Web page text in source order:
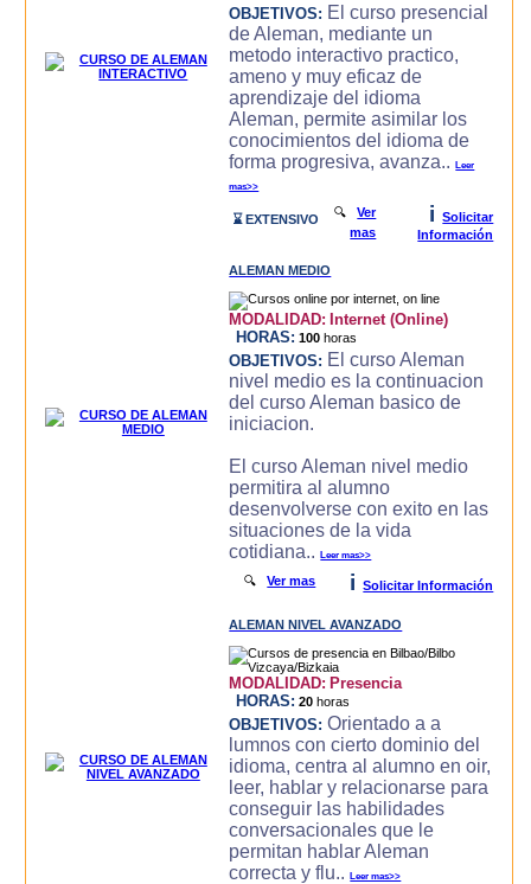
OBJETIVOS: El curso presencial
de Aleman, mediante un
metodo interactivo practico,
ameno y muy eficaz de
aprendizaje del idioma
Aleman, permite asimilar los
conocimientos del idioma de
forma progresiva, avanza..Leer
mas>>
⌛ EXTENSIVO 🔍Ver
mas
i
Solicitar
Información
ALEMAN MEDIO
MODALIDAD: Internet (Online)
HORAS: 100 horas
OBJETIVOS: El curso Aleman
nivel medio es la continuacion
del curso Aleman basico de
iniciacion.
El curso Aleman nivel medio
permitira al alumno
desenvolverse con exito en las
situaciones de la vida
cotidiana..Leer mas>>
🔍Ver mas i Solicitar Información
ALEMAN NIVEL AVANZADO
MODALIDAD: Presencia
HORAS: 20 horas
OBJETIVOS: Orientado a a
lumnos con cierto dominio del
idioma, centra al alumno en oir,
leer, hablar y relacionarse para
conseguir las habilidades
conversacionales que le
permitan hablar Aleman
correcta y flu..Leer mas>>